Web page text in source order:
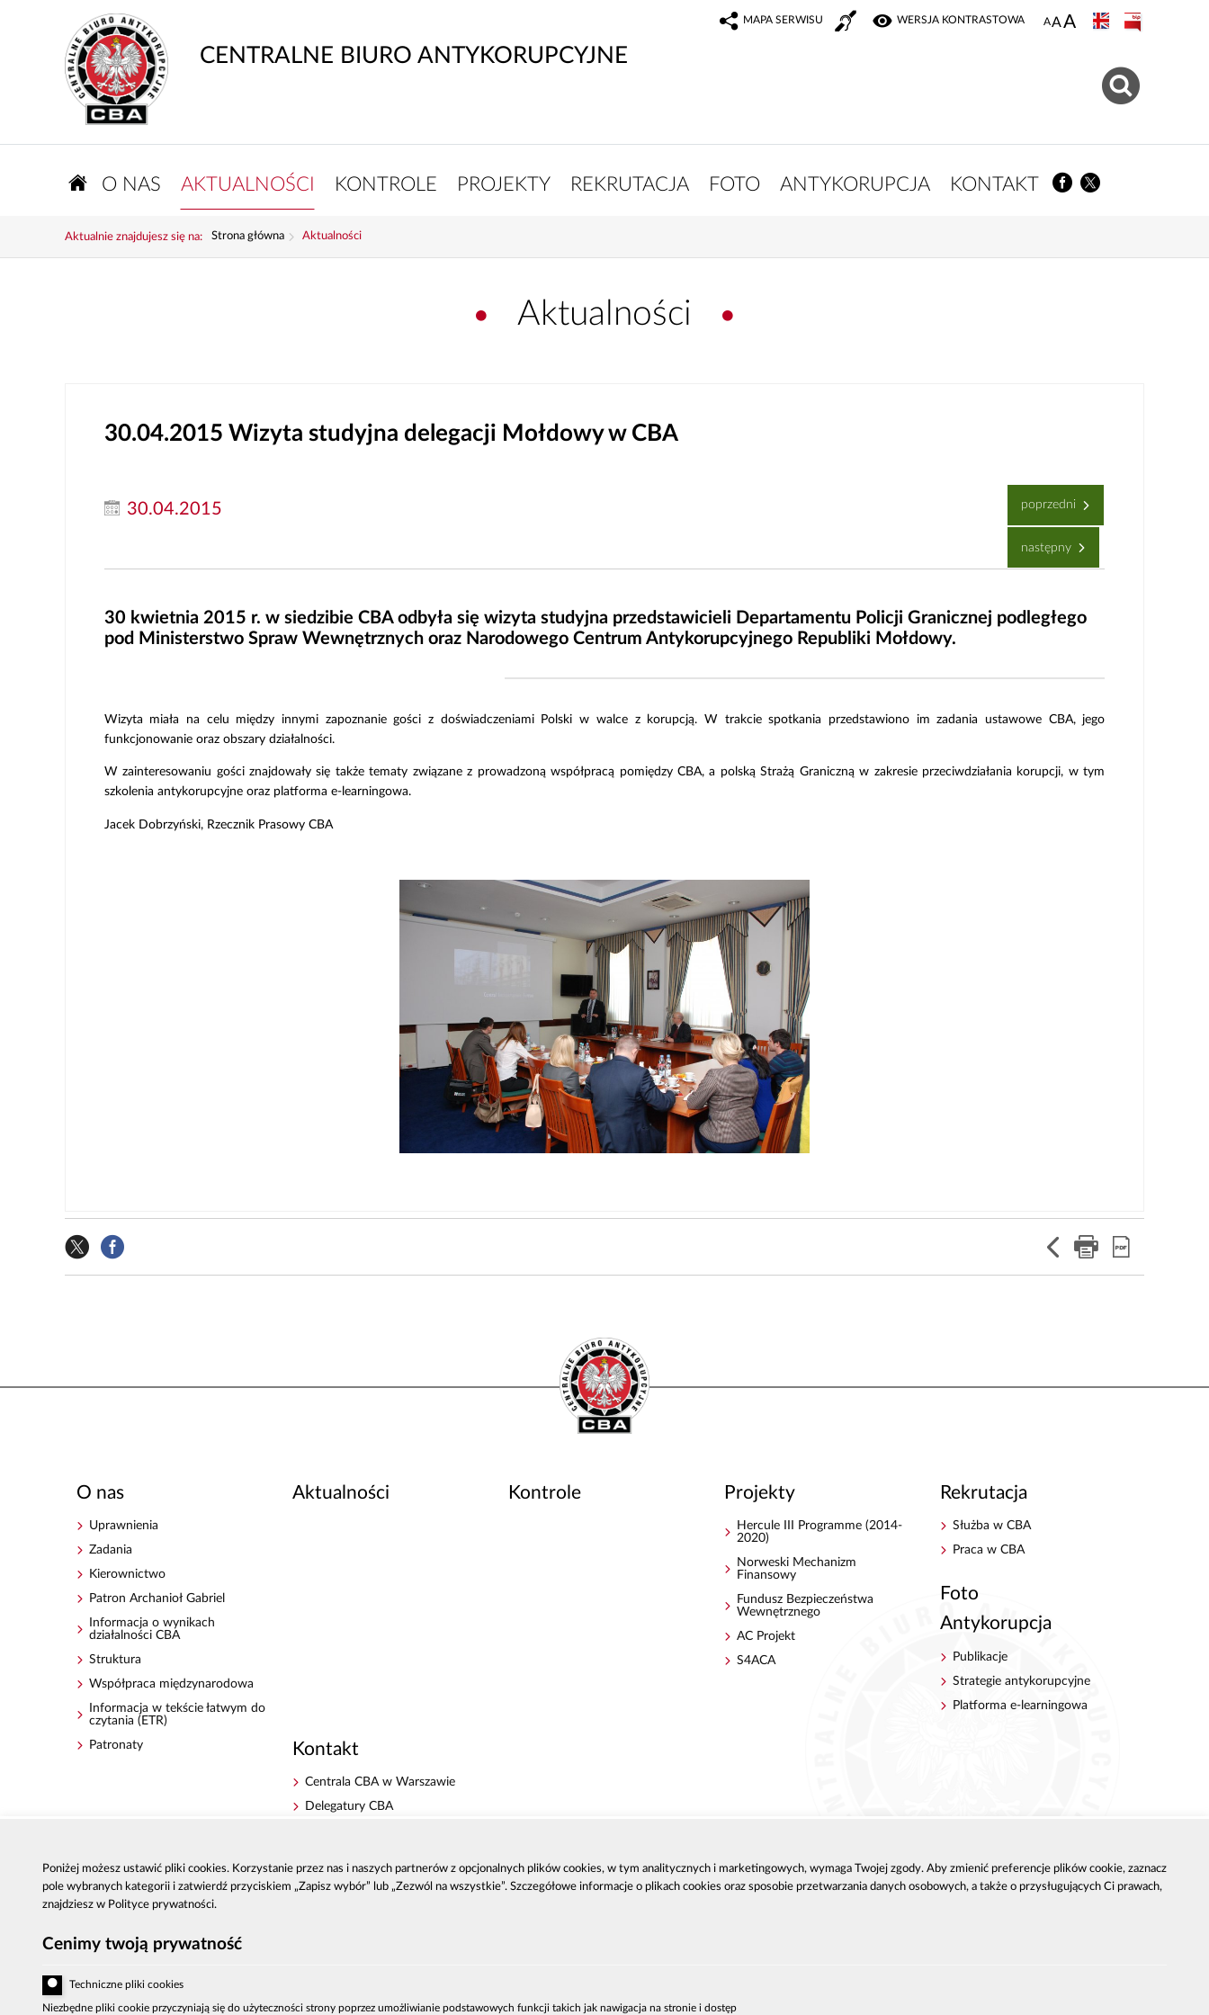
CENTRALNE BIURO ANTYKORUPCYJNE
MAPA SERWISU WERSJA KONTRASTOWA
O NAS AKTUALNOŚCI KONTROLE PROJEKTY REKRUTACJA FOTO ANTYKORUPCJA KONTAKT
Aktualnie znajdujesz się na: Strona główna Aktualności
Aktualności
30.04.2015 Wizyta studyjna delegacji Mołdowy w CBA
30.04.2015 poprzedni
następny
30 kwietnia 2015 r. w siedzibie CBA odbyła się wizyta studyjna przedstawicieli Departamentu Policji Granicznej podległego
pod Ministerstwo Spraw Wewnętrznych oraz Narodowego Centrum Antykorupcyjnego Republiki Mołdowy.
Wizyta miała na celu między innymi zapoznanie gości z doświadczeniami Polski w walce z korupcją. W trakcie spotkania przedstawiono im zadania ustawowe CBA, jego
funkcjonowanie oraz obszary działalności.
W zainteresowaniu gości znajdowały się także tematy związane z prowadzoną współpracą pomiędzy CBA, a polską Strażą Graniczną w zakresie przeciwdziałania korupcji, w tym
szkolenia antykorupcyjne oraz platforma e-learningowa.
Jacek Dobrzyński, Rzecznik Prasowy CBA
O nas
Uprawnienia
Zadania
Kierownictwo
Patron Archanioł Gabriel
Informacja o wynikach
działalności CBA
Struktura
Współpraca międzynarodowa
Informacja w tekście łatwym do
czytania (ETR)
Patronaty
Aktualności Kontrole Projekty
Hercule III Programme (2014-
2020)
Norweski Mechanizm
Finansowy
Fundusz Bezpieczeństwa
Wewnętrznego
AC Projekt
S4ACA
Rekrutacja
Służba w CBA
Praca w CBA
Foto
Antykorupcja
Publikacje
Strategie antykorupcyjne
Platforma e-learningowa
Kontakt
Centrala CBA w Warszawie
Delegatury CBA
Sygnaliści - zgłoszenia
zewnętrzne
Al. Ujazdowskie 9, 00-583 Warszawa
Poniżej możesz ustawić pliki cookies. Korzystanie przez nas i naszych partnerów z opcjonalnych plików cookies, w tym analitycznych i marketingowych, wymaga Twojej zgody. Aby zmienić preferencje plików cookie, zaznacz
pole wybranych kategorii i zatwierdź przyciskiem „Zapisz wybór” lub „Zezwól na wszystkie”. Szczegółowe informacje o plikach cookies oraz sposobie przetwarzania danych osobowych, a także o przysługujących Ci prawach,
znajdziesz w Polityce prywatności.
Cenimy twoją prywatność
Techniczne pliki cookies
Niezbędne pliki cookie przyczyniają się do użyteczności strony poprzez umożliwianie podstawowych funkcji takich jak nawigacja na stronie i dostęp